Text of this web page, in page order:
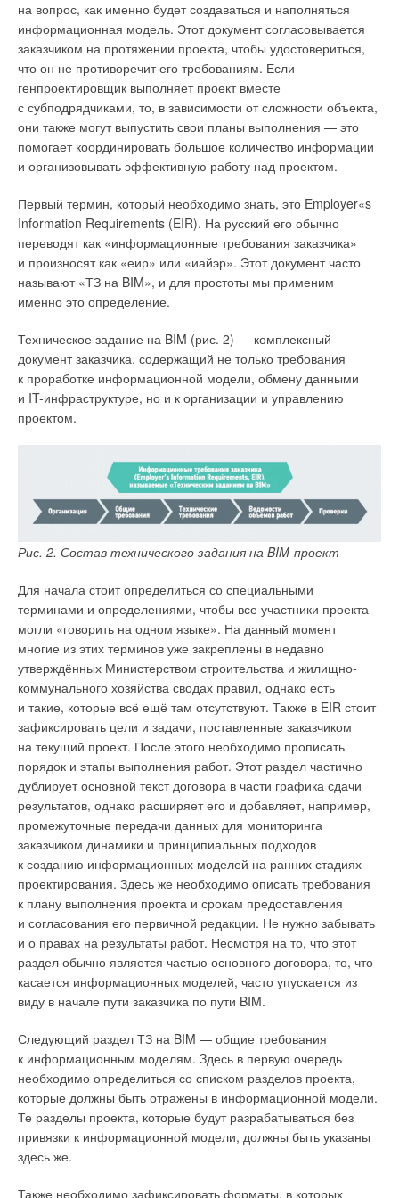
на вопрос, как именно будет создаваться и наполняться
информационная модель. Этот документ согласовывается
заказчиком на протяжении проекта, чтобы удостовериться,
что он не противоречит его требованиям. Если
генпроектировщик выполняет проект вместе
с субподрядчиками, то, в зависимости от сложности объекта,
они также могут выпустить свои планы выполнения — это
помогает координировать большое количество информации
и организовывать эффективную работу над проектом.
Первый термин, который необходимо знать, это Employer«s
Information Requirements (EIR). На русский его обычно
переводят как «информационные требования заказчика»
и произносят как «еир» или «иайэр». Этот документ часто
называют «ТЗ на BIM», и для простоты мы применим
именно это определение.
Техническое задание на BIM (рис. 2) — комплексный
документ заказчика, содержащий не только требования
к проработке информационной модели, обмену данными
и IT-инфраструктуре, но и к организации и управлению
проектом.
Рис. 2. Состав технического задания на BIM-проект
Для начала стоит определиться со специальными
терминами и определениями, чтобы все участники проекта
могли «говорить на одном языке». На данный момент
многие из этих терминов уже закреплены в недавно
утверждённых Министерством строительства и жилищно-
коммунального хозяйства сводах правил, однако есть
и такие, которые всё ещё там отсутствуют. Также в EIR стоит
зафиксировать цели и задачи, поставленные заказчиком
на текущий проект. После этого необходимо прописать
порядок и этапы выполнения работ. Этот раздел частично
дублирует основной текст договора в части графика сдачи
результатов, однако расширяет его и добавляет, например,
промежуточные передачи данных для мониторинга
заказчиком динамики и принципиальных подходов
к созданию информационных моделей на ранних стадиях
проектирования. Здесь же необходимо описать требования
к плану выполнения проекта и срокам предоставления
и согласования его первичной редакции. Не нужно забывать
и о правах на результаты работ. Несмотря на то, что этот
раздел обычно является частью основного договора, то, что
касается информационных моделей, часто упускается из
виду в начале пути заказчика по пути BIM.
Следующий раздел ТЗ на BIM — общие требования
к информационным моделям. Здесь в первую очередь
необходимо определиться со списком разделов проекта,
которые должны быть отражены в информационной модели.
Те разделы проекта, которые будут разрабатываться без
привязки к информационной модели, должны быть указаны
здесь же.
Также необходимо зафиксировать форматы, в которых
более быстрый и простой процесс подбора
оборудования;
основные экономические и экологические характеристики
здания определяются уже на стадии эскизного проекта,
что позволяет заранее внести изменения в проект, если
требуется;
возможность прогнозирования сметы;
оптимизация процесса строительства, управления,
контроля за графиком выполнения работ, за расходом
материалов и средств.
Возможности BIM 360 и Autodesk Forge
Рис. 1. Веб-сервис BIM 360® — среда общих данных для
Компания Autodesk предлагает веб-сервис BIM 360 — среду
общих данных для всех участников инвестиционно-
строительного процесса (рис. 1). Среда общих данных
координация проекта и взаимодействие с его участниками.
Сокращение коллизий до 10
между конструкциями объекта и его инженерными сетями,
которое проявляется, например, в отсутствии
технологических отверстий для инженерных систем. Такие
коллизии, а также неправильный расчёт объёма материалов
являются самыми распространёнными ошибками на этапе
проектирования. Эти ошибки, вызванные недостаточно
эффективно налаженной коллективной работой между
специалистами, занимающимися проектированием
различных разделов, уменьшаются за счёт работы в единой
информационной среде и с использованием единых
регламентов.
Базовым сервисом является BIM 360
появилась в конце прошлого года, когда специалисты
компании «Элита», которые, кстати, участвовали
в разработке новой редакции СП 30.13330.2016, создали
плагин «Умная вода» для Renga. Он дополняет созданную
в BIM-системе информационную модель сетей
водоснабжения и водоотведения расчётными данными
и переносит её в одноименную программу «Умная вода»,
где автоматически формируется расчётная схема
и производятся все требуемые профильному специалисту
Рассмотрим процесс получения расчётов в «Умной воде» по
информационной модели. Инженер для каждого объекта
санитарно-технического оборудования в Renga назначает
(наименование приборов и водопотребителей по СП
выделяет в модели начало каждой водопроводной
и канализационной сети, после чего плагин выполняет
экспорт данных в расчётную программу. На основании
полученных из Renga данных «Умная вода» сама
обрабатывает все смоделированные сети и определяет
показатели по системам (рис. 3).
Рис. 3. Назначение в Renga свойств, необходимых для
гидравлического расчёта
В результате создаётся полноценный комплект расчётов,
которые требуются специалисту: балансовая таблица
расходов воды (общий, горячей, холодной); полноценный
гидравлический расчёт каждого участка смоделированной
в Renga сети; тепловой расчёт; балансировка
циркуляционных колец; подбор необходимого оборудования
и материалов; паспорт ГВС и др. (рис. 4).